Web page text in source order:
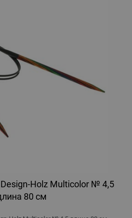
Holz Multicolor № 4,5
80 см